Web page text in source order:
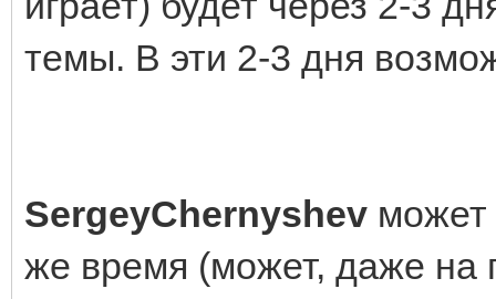
темы. В эти 2-3 дня
SergeyChernyshev может
же время (может, даже на